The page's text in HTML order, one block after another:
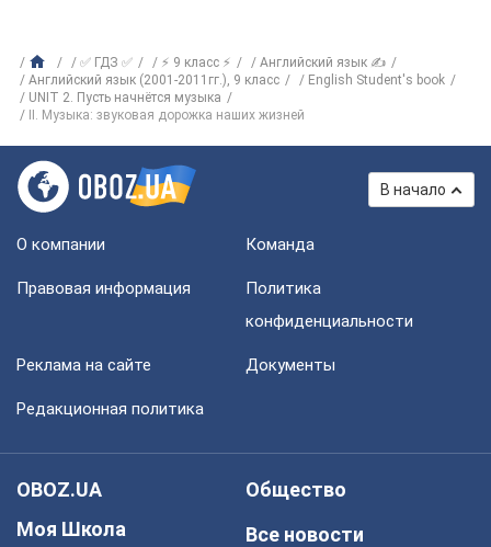
✅ ГДЗ ✅ ⚡ 9 класс ⚡
Английский язык ✍
Английский язык (2001-2011гг.), 9 класс
English Student's book
UNIT 2. Пусть начнётся музыка
II. Музыка: звуковая дорожка наших жизней
В начало
О компании Команда
Правовая информация
Политика
конфиденциальности
Реклама на сайте Документы
Редакционная политика
OBOZ.UA
Моя Школа
Общество
Все новости